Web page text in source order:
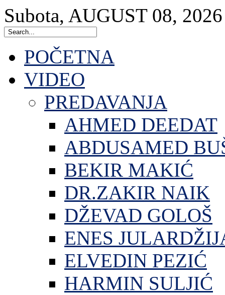
Subota, AUGUST 08, 2026
POČETNA
VIDEO
PREDAVANJA
AHMED DEEDAT
ABDUSAMED
BEKIR MAKIĆ
DR.ZAKIR NAIK
DŽEVAD GOLOŠ
ENES
ELVEDIN PEZIĆ
HARMIN SULJIĆ